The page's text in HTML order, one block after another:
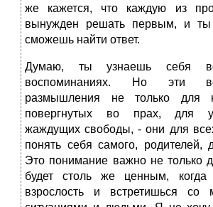
же кажется, что каждую из
вынужден решать первым, и
сможешь найти ответ.
Думаю, ты узнаешь себя
воспоминаниях. Но эти
размышления не только для
повергнутых во прах, для
жаждущих свободы, - они для
понять себя самого, родителей,
Это понимание важно не только
будет столь же ценным,
взрослость и встретишься со